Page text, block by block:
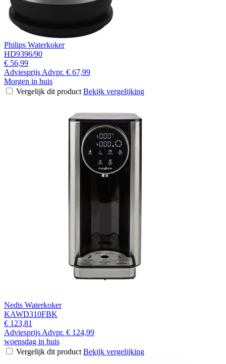
Philips Waterkoker
HD9396/90
€ 56,99
Adviesprijs Advpr. € 67,99
Morgen in huis
Vergelijk dit product Bekijk vergelijking
Nedis Waterkoker
KAWD310FBK
€ 123,81
Adviesprijs Advpr. € 124,99
woensdag in huis
Vergelijk dit product Bekijk vergelijking